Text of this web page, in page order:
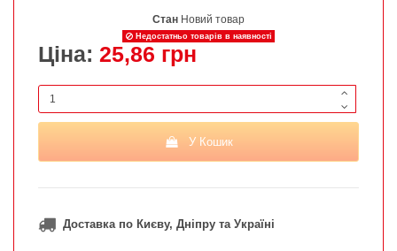
Стан Новий товар
Недостатньо товарів в наявності
Ціна: 25,86 грн
У Кошик
Доставка по Києву, Дніпру та Україні